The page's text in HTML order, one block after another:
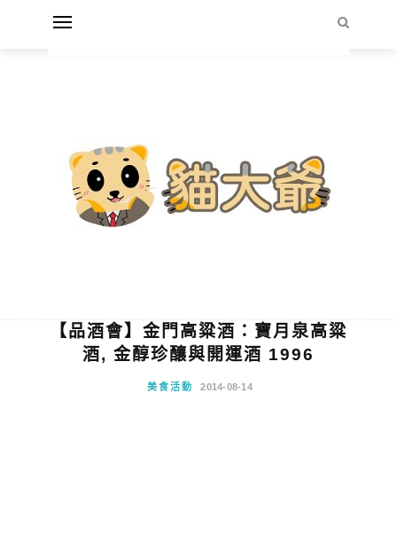
【品酒會】金門高粱酒：寶月泉高粱
酒, 金醇珍釀與開運酒 1996
美食活動 2014-08-14